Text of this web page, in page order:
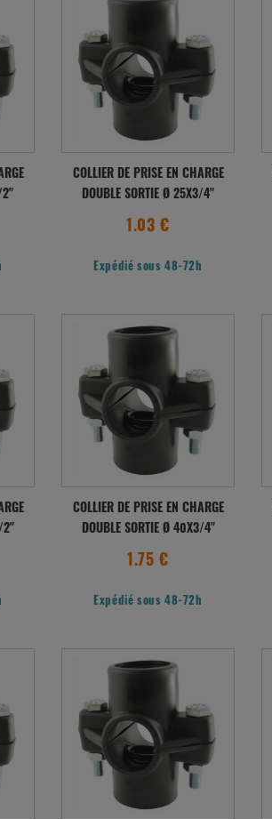
2"
COLLIER DE PRISE EN CHARGE
DOUBLE SORTIE Ø 25X3/4"
1.03 €
Expédié sous 48-72h
2"
COLLIER DE PRISE EN CHARGE
DOUBLE SORTIE Ø 40X3/4"
1.75 €
Expédié sous 48-72h